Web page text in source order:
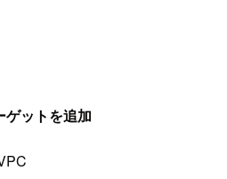
ゲットを追加